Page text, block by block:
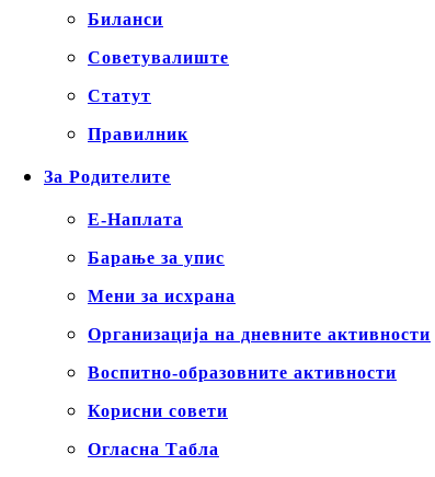
Биланси
Советувалиште
Статут
Правилник
За Родителите
Е-Наплата
Барање за упис
Мени за исхрана
Организација на дневните активности
Воспитно-образовните активности
Корисни совети
Огласна Табла